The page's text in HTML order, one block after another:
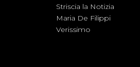
Striscia la Notizia
Maria De Filippi
Verissimo